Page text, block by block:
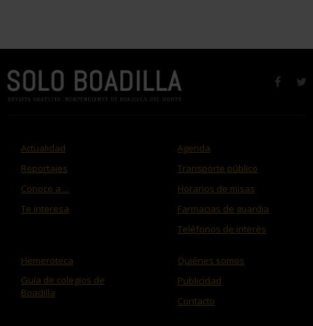
Actualidad
Reportajes
Conoce a ...
Te interesa
Agenda
Transporte público
Horarios de misas
Farmacias de guardia
Teléfonos de interés
Hemeroteca
Guía de colegios de
Boadilla
Quiénes somos
Publicidad
Contacto